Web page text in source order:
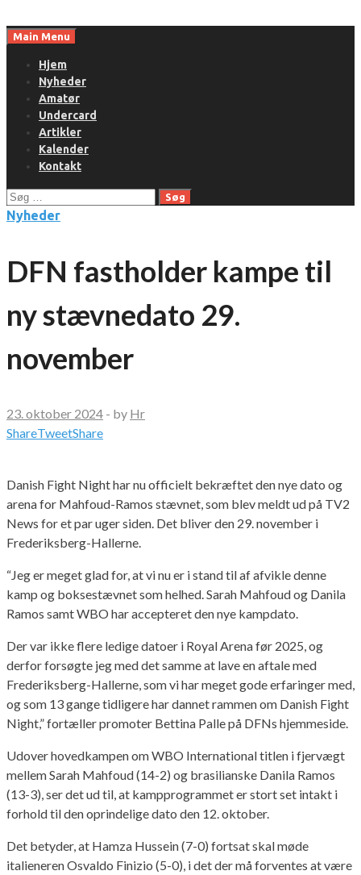
toMain Menu
Hjem
Nyheder
Amatør
Undercard
Artikler
Kalender
Kontakt
Søg
efter:
Nyheder
DFN fastholder kampe til
ny stævnedato 29.
november
23. oktober 2024 - by Hr
ShareTweetShare
Danish Fight Night har nu officielt bekræftet den nye dato og
arena for Mahfoud-Ramos stævnet, som blev meldt ud på TV2
News for et par uger siden. Det bliver den 29. november i
Frederiksberg-Hallerne.
“Jeg er meget glad for, at vi nu er i stand til af afvikle denne
kamp og boksestævnet som helhed. Sarah Mahfoud og Danila
Ramos samt WBO har accepteret den nye kampdato.
Der var ikke flere ledige datoer i Royal Arena før 2025, og
derfor forsøgte jeg med det samme at lave en aftale med
Frederiksberg-Hallerne, som vi har meget gode erfaringer med,
og som 13 gange tidligere har dannet rammen om Danish Fight
Night,” fortæller promoter Bettina Palle på DFNs hjemmeside.
Udover hovedkampen om WBO International titlen i fjervægt
mellem Sarah Mahfoud (14-2) og brasilianske Danila Ramos
(13-3), ser det ud til, at kampprogrammet er stort set intakt i
forhold til den oprindelige dato den 12. oktober.
Det betyder, at Hamza Hussein (7-0) fortsat skal møde
italieneren Osvaldo Finizio (5-0), i det der må forventes at være